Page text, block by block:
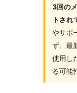
3回の
トされ
やサポ
ず、最
使用し
る可能